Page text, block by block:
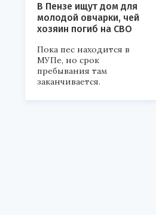
В Пензе ищут дом для
молодой овчарки, чей
хозяин погиб на СВО
Пока пес находится в
МУПе, но срок
пребывания там
заканчивается.